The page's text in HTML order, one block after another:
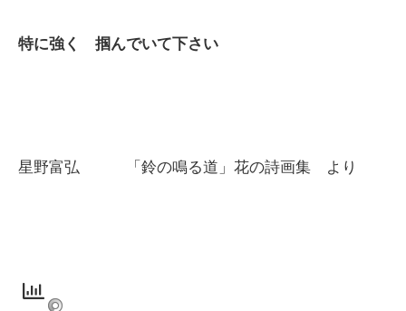
特に強く 掴んでいて下さい
星野富弘 「鈴の鳴る道」花の詩画集 より